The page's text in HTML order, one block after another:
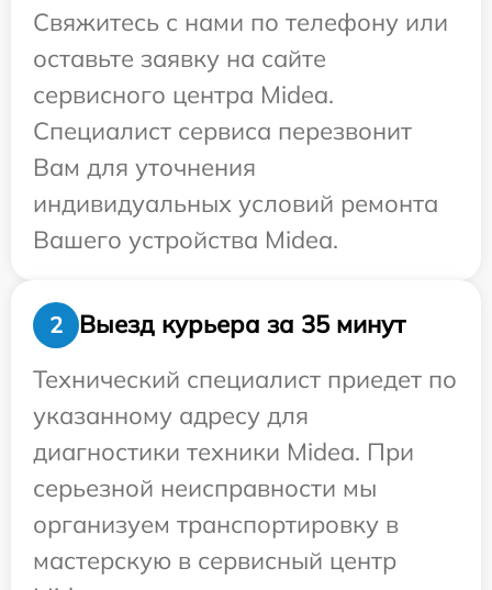
Свяжитесь с нами по телефону или
оставьте заявку на сайте
сервисного центра Midea.
Специалист сервиса перезвонит
Вам для уточнения
индивидуальных условий ремонта
Вашего устройства Midea.
2
Выезд курьера за 35 минут
Технический специалист приедет по
указанному адресу для
диагностики техники Midea. При
серьезной неисправности мы
организуем транспортировку в
мастерскую в сервисный центр